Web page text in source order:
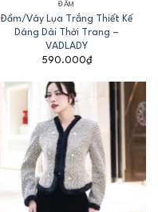
ĐẦM
Đầm/Váy Lụa Trắng Thiết Kế
Dáng Dài Thời Trang –
VADLADY
590.000₫